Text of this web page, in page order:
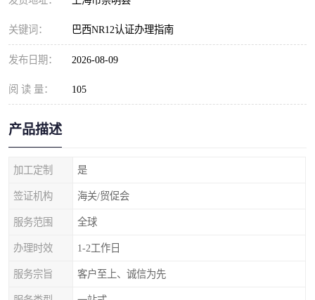
关键词： 巴西NR12认证办理指南
发布日期： 2026-08-09
阅 读 量： 105
产品描述
加工定制 是
签证机构 海关/贸促会
服务范围 全球
办理时效 1-2工作日
服务宗旨 客户至上、诚信为先